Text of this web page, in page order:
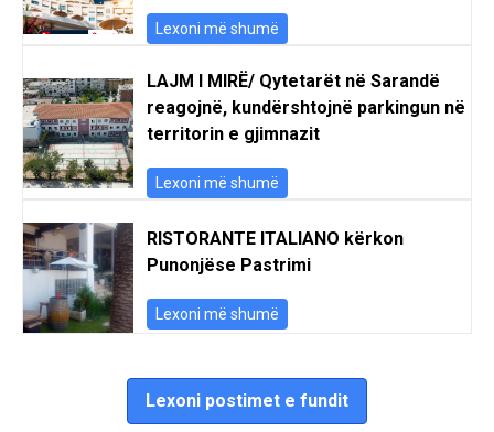
Lexoni më shumë
LAJM I MIRË/ Qytetarët në Sarandë
reagojnë, kundërshtojnë parkingun në
territorin e gjimnazit
Lexoni më shumë
RISTORANTE ITALIANO kërkon
Punonjëse Pastrimi
Lexoni më shumë
Lexoni postimet e fundit